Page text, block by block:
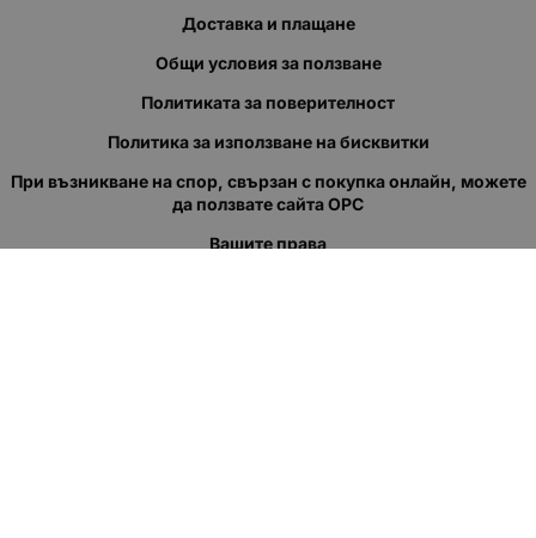
Доставка и плащане
Общи условия за ползване
Политиката за поверителност
Политика за използване на бисквитки
При възникване на спор, свързан с покупка онлайн, можете
да ползвате сайта ОРС
Вашите права